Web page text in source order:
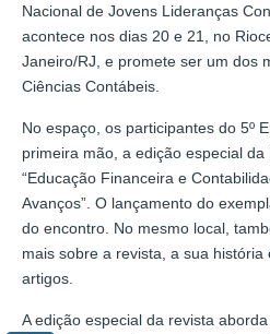
Nacional de Jovens Lideranças
acontece nos dias 20 e 21, no
Janeiro/RJ, e promete ser um dos
Ciências Contábeis.
No espaço, os participantes do 5º
primeira mão, a edição especial
“Educação Financeira e
Avanços”. O lançamento do
do encontro. No mesmo local,
mais sobre a revista, a sua
artigos.
A edição especial da revista